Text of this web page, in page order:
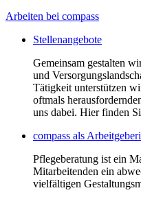
Arbeiten bei compass
Stellenangebote
Gemeinsam gestalten
und
Tätigkeit unterstützen
oftmals
uns dabei. Hier finden
compass als
Pflegeberatung ist ein
Mitarbeitenden ein
vielfältigen